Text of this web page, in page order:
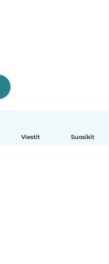
Viestit Suosikit